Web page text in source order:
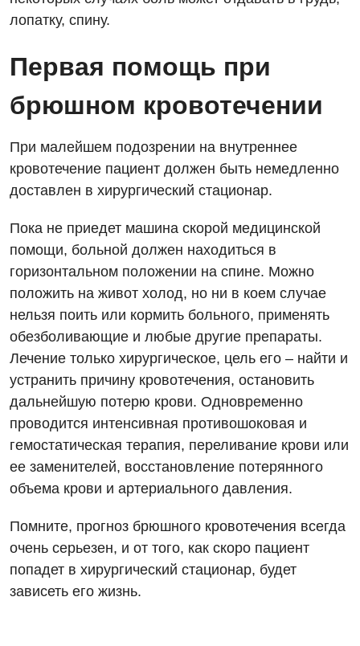
Гастроэнтерология
Гематология
Дерматовенерология
Диетология
Кардиохирургия
Маммология
Медицинская психология
Неврология
Нейрохирургия
Онкологическое отделение
Ортопедия и травматология
Отделение интенсивной терапии
Отделение неотложных состояний
Оториноларингология
лопатку, спину.
Первая помощь при
брюшном кровотечении
При малейшем подозрении на внутреннее
кровотечение пациент должен быть немедленно
доставлен в хирургический стационар.
Пока не приедет машина скорой медицинской
помощи, больной должен находиться в
горизонтальном положении на спине. Можно
положить на живот холод, но ни в коем случае
нельзя поить или кормить больного, применять
обезболивающие и любые другие препараты.
Лечение только хирургическое, цель его – найти и
устранить причину кровотечения, остановить
дальнейшую потерю крови. Одновременно
проводится интенсивная противошоковая и
гемостатическая терапия, переливание крови или
ее заменителей, восстановление потерянного
объема крови и артериального давления.
Помните, прогноз брюшного кровотечения всегда
очень серьезен, и от того, как скоро пациент
попадет в хирургический стационар, будет
зависеть его жизнь.